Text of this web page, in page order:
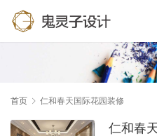
首页 仁和春天国际花园装修
仁和春